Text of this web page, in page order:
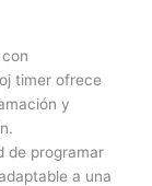
timer ofrece
y
de programar
a una